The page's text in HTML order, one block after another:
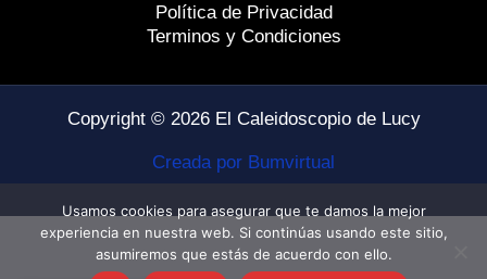
Política de Privacidad
Terminos y Condiciones
Copyright © 2026 El Caleidoscopio de Lucy
Creada por Bumvirtual
Usamos cookies para asegurar que te damos la mejor
experiencia en nuestra web. Si continúas usando este sitio,
asumiremos que estás de acuerdo con ello.